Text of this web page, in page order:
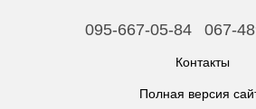
095-667-05-84 067-
Контакты
Полная версия